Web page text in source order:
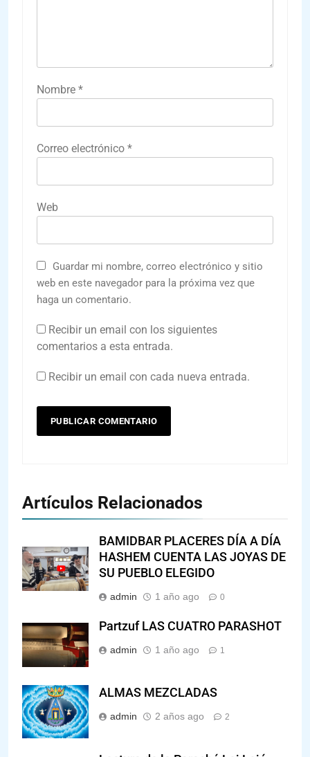
Nombre *
Correo electrónico *
Web
Guardar mi nombre, correo electrónico y sitio
web en este navegador para la próxima vez que
haga un comentario.
Recibir un email con los siguientes
comentarios a esta entrada.
Recibir un email con cada nueva entrada.
Artículos Relacionados
BAMIDBAR PLACERES DÍA A DÍA
HASHEM CUENTA LAS JOYAS DE
SU PUEBLO ELEGIDO
admin 1 año ago 0
Partzuf LAS CUATRO PARASHOT
admin 1 año ago 1
ALMAS MEZCLADAS
admin 2 años ago 2